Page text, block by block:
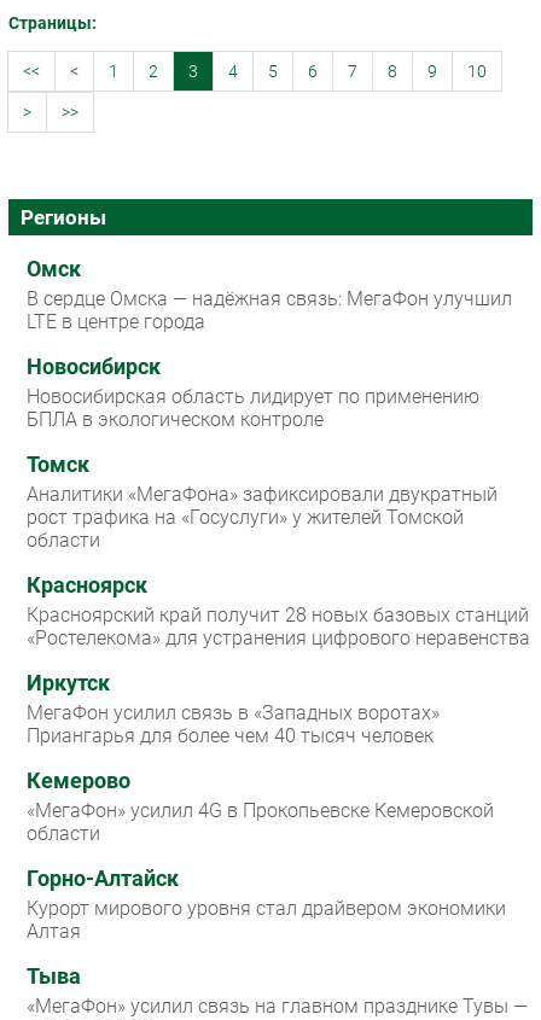
Страницы:
<< < 1 2 3 4 5 6 7 8 9 10
> >>
Регионы
Омск
В сердце Омска — надёжная связь: МегаФон улучшил
LTE в центре города
Новосибирск
Новосибирская область лидирует по применению
БПЛА в экологическом контроле
Томск
Аналитики «МегаФона» зафиксировали двукратный
рост трафика на «Госуслуги» у жителей Томской
области
Красноярск
Красноярский край получит 28 новых базовых станций
«Ростелекома» для устранения цифрового неравенства
Иркутск
МегаФон усилил связь в «Западных воротах»
Приангарья для более чем 40 тысяч человек
Кемерово
«МегаФон» усилил 4G в Прокопьевске Кемеровской
области
Горно-Алтайск
Курорт мирового уровня стал драйвером экономики
Алтая
Тыва
«МегаФон» усилил связь на главном празднике Тувы —